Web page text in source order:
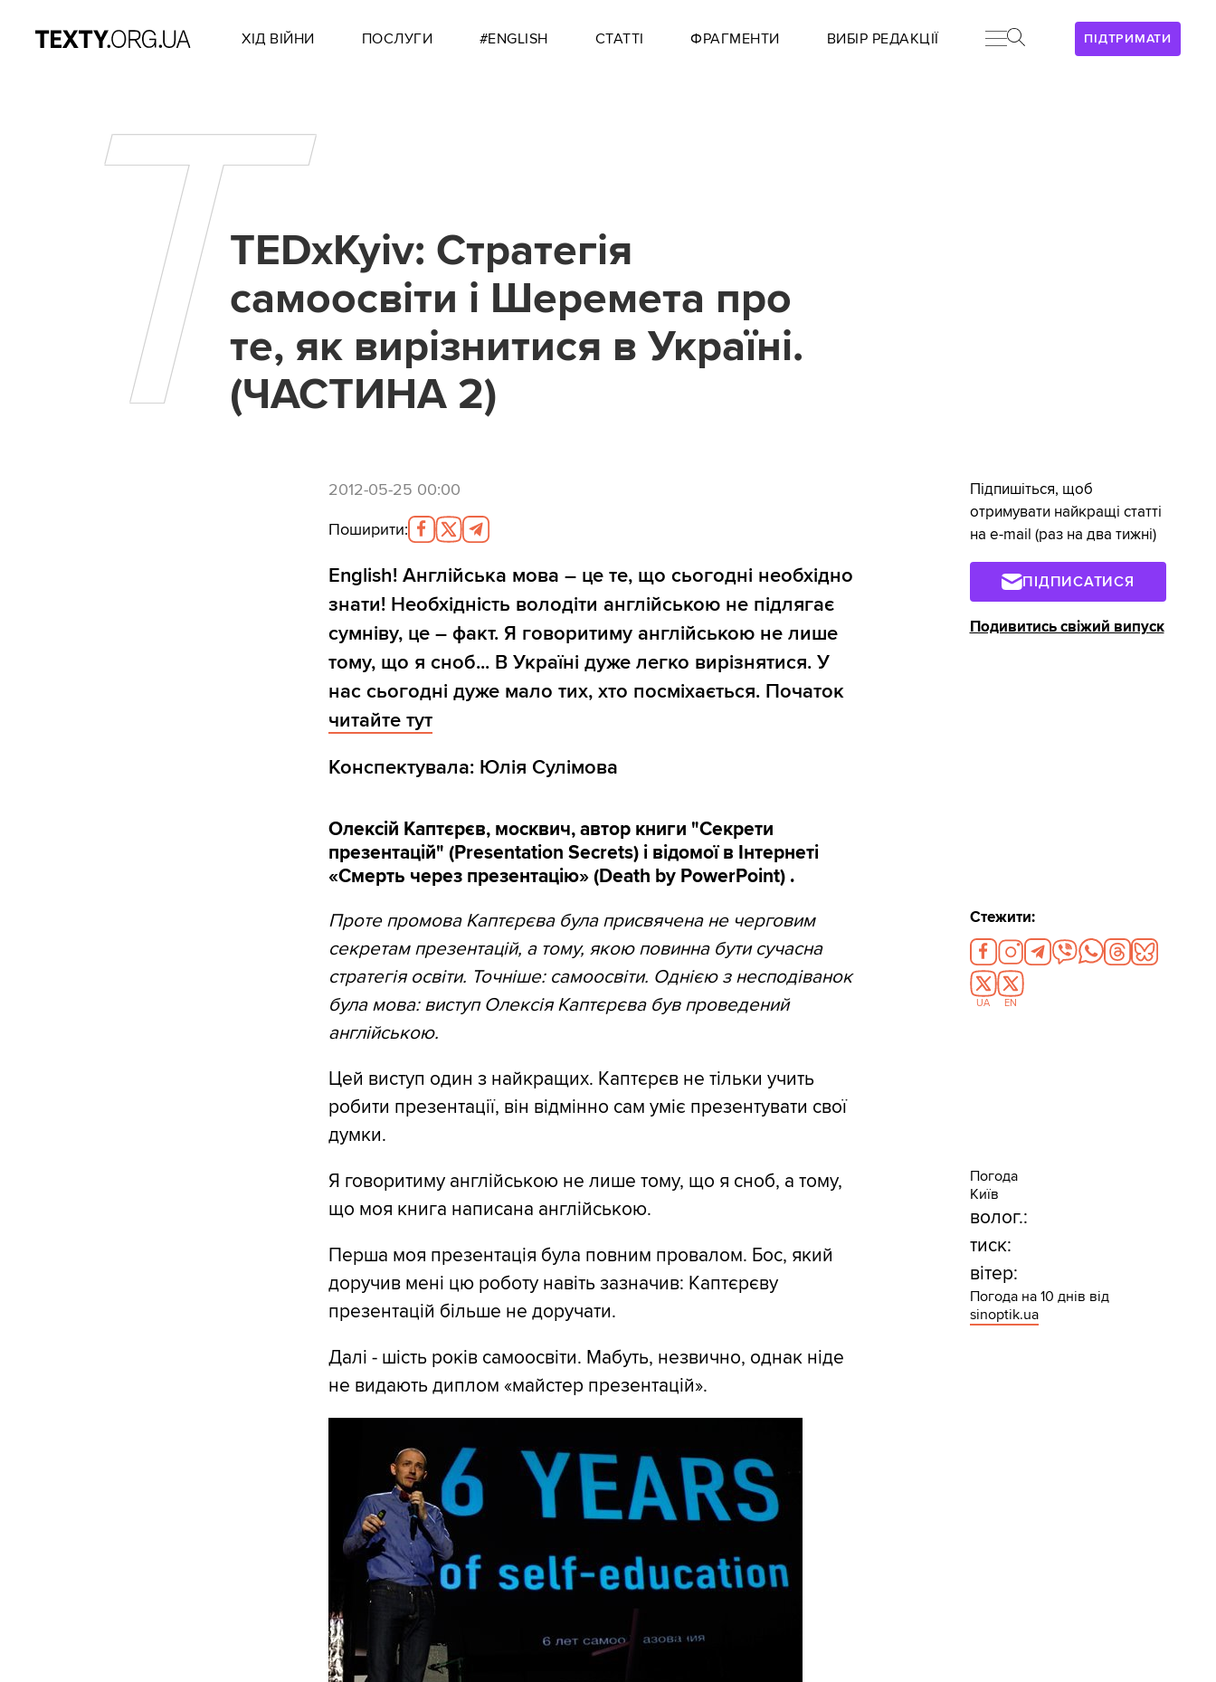
ПІДТРИМАТИ
ХІД ВІЙНИ ПОСЛУГИ #ENGLISH СТАТТІ ФРАГМЕНТИ ВИБІР РЕДАКЦІЇ
TTEDxKyiv: Стратегія
самоосвіти і Шеремета про
те, як вирізнитися в Україні.
(ЧАСТИНА 2)
2012-05-25 00:00
Поширити:
English! Англійська мова – це те, що сьогодні необхідно
знати! Необхідність володіти англійською не підлягає
сумніву, це – факт. Я говоритиму англійською не лише
тому, що я сноб... В Україні дуже легко вирізнятися. У
нас сьогодні дуже мало тих, хто посміхається. Початок
читайте тут
Конспектувала: Юлія Сулімова
Олексій Каптєрєв, москвич, автор книги "Секрети
презентацій" (Presentation Secrets) і відомої в Інтернеті
«Смерть через презентацію» (Death by PowerPoint) .
Проте промова Каптєрєва була присвячена не черговим
секретам презентацій, а тому, якою повинна бути сучасна
стратегія освіти. Точніше: самоосвіти. Однією з несподіванок
була мова: виступ Олексія Каптєрєва був проведений
англійською.
Цей виступ один з найкращих. Каптєрєв не тільки учить
робити презентації, він відмінно сам уміє презентувати свої
думки.
Я говоритиму англійською не лише тому, що я сноб, а тому,
що моя книга написана англійською.
Перша моя презентація була повним провалом. Бос, який
доручив мені цю роботу навіть зазначив: Каптєрєву
презентацій більше не доручати.
Далі - шість років самоосвіти. Мабуть, незвично, однак ніде
не видають диплом «майстер презентацій».
Підпишіться, щоб
отримувати найкращі статті
на e-mail (раз на два тижні)
ПІДПИСАТИСЯ
Подивитись свіжий випуск
Стежити:
UA EN
Погода
Київ
волог.:
тиск:
вітер:
Погода на 10 днів від
sinoptik.ua